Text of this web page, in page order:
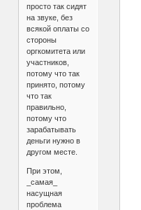
просто так сидят
на звуке, без
всякой оплаты со
стороны
оргкомитета или
участников,
потому что так
принято, потому
что так
правильно,
потому что
зарабатывать
деньги нужно в
другом месте.
При этом,
_самая_
насущная
проблема